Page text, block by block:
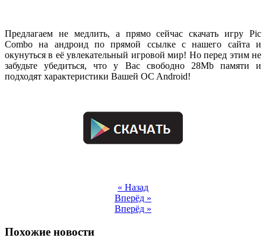
Предлагаем не медлить, а прямо сейчас скачать игру Pic
Combo на андроид по прямой ссылке с нашего сайта и
окунуться в её увлекательный игровой мир! Но перед этим не
забудьте убедиться, что у Вас свободно 28Mb памяти и
подходят характеристики Вашей OC Android!
« Назад
Вперёд »
Вперёд »
Похожие новости